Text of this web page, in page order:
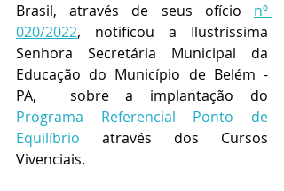
Brasil, através de seus ofício nº
020/2022, notificou a Ilustríssima
Senhora Secretária Municipal da
Educação do Município de Belém -
Programa Referencial Ponto de
Equilíbrio através dos Cursos
Vivenciais.